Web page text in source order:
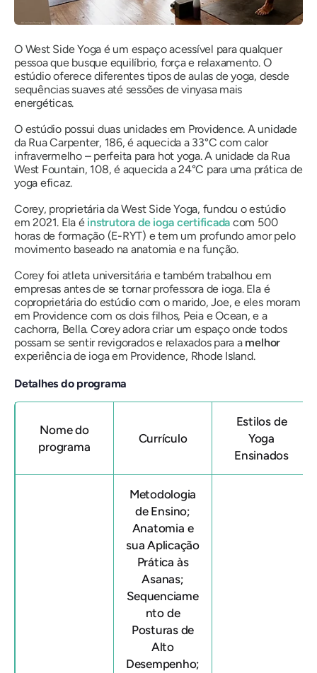
O West Side Yoga é um espaço acessível para qualquer
pessoa que busque equilíbrio, força e relaxamento. O
estúdio oferece diferentes tipos de aulas de yoga, desde
sequências suaves até sessões de vinyasa mais
energéticas.
O estúdio possui duas unidades em Providence. A unidade
da Rua Carpenter, 186, é aquecida a 33°C com calor
infravermelho – perfeita para hot yoga. A unidade da Rua
West Fountain, 108, é aquecida a 24°C para uma prática de
yoga eficaz.
Corey, proprietária da West Side Yoga, fundou o estúdio
em 2021. Ela é instrutora de ioga certificada com 500
horas de formação (E-RYT) e tem um profundo amor pelo
movimento baseado na anatomia e na função.
Corey foi atleta universitária e também trabalhou em
empresas antes de se tornar professora de ioga. Ela é
coproprietária do estúdio com o marido, Joe, e eles moram
em Providence com os dois filhos, Peia e Ocean, e a
cachorra, Bella. Corey adora criar um espaço onde todos
possam se sentir revigorados e relaxados para a melhor
experiência de ioga em Providence, Rhode Island.
Detalhes do programa
Nome do
programa
Currículo
Estilos de
Yoga
Ensinados
Metodologia
de Ensino;
Anatomia e
sua Aplicação
Prática às
Asanas;
Sequenciame
nto de
Posturas de
Alto
Desempenho;